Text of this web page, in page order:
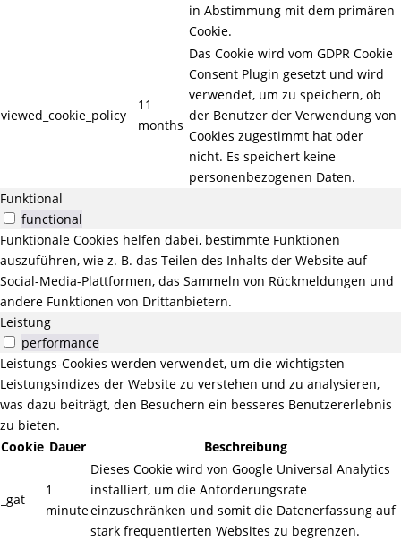
in Abstimmung mit dem primären
Cookie.
viewed_cookie_policy
11
months
Das Cookie wird vom GDPR Cookie
Consent Plugin gesetzt und wird
verwendet, um zu speichern, ob
der Benutzer der Verwendung von
Cookies zugestimmt hat oder
nicht. Es speichert keine
personenbezogenen Daten.
Funktional
functional
Funktionale Cookies helfen dabei, bestimmte Funktionen
auszuführen, wie z. B. das Teilen des Inhalts der Website auf
Social-Media-Plattformen, das Sammeln von Rückmeldungen und
andere Funktionen von Drittanbietern.
Leistung
performance
Leistungs-Cookies werden verwendet, um die wichtigsten
Leistungsindizes der Website zu verstehen und zu analysieren,
was dazu beiträgt, den Besuchern ein besseres Benutzererlebnis
zu bieten.
Cookie Dauer Beschreibung
_gat
1
minute
Dieses Cookie wird von Google Universal Analytics
installiert, um die Anforderungsrate
einzuschränken und somit die Datenerfassung auf
stark frequentierten Websites zu begrenzen.